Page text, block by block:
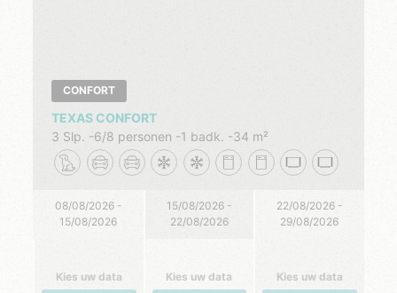
CONFORT
TEXAS CONFORT
3 Slp.
6/8 personen 1 badk. 34 m²
08/08/2026 -
15/08/2026
15/08/2026 -
22/08/2026
22/08/2026 -
29/08/2026
Kies uw data
Kies uw data
Kies uw data